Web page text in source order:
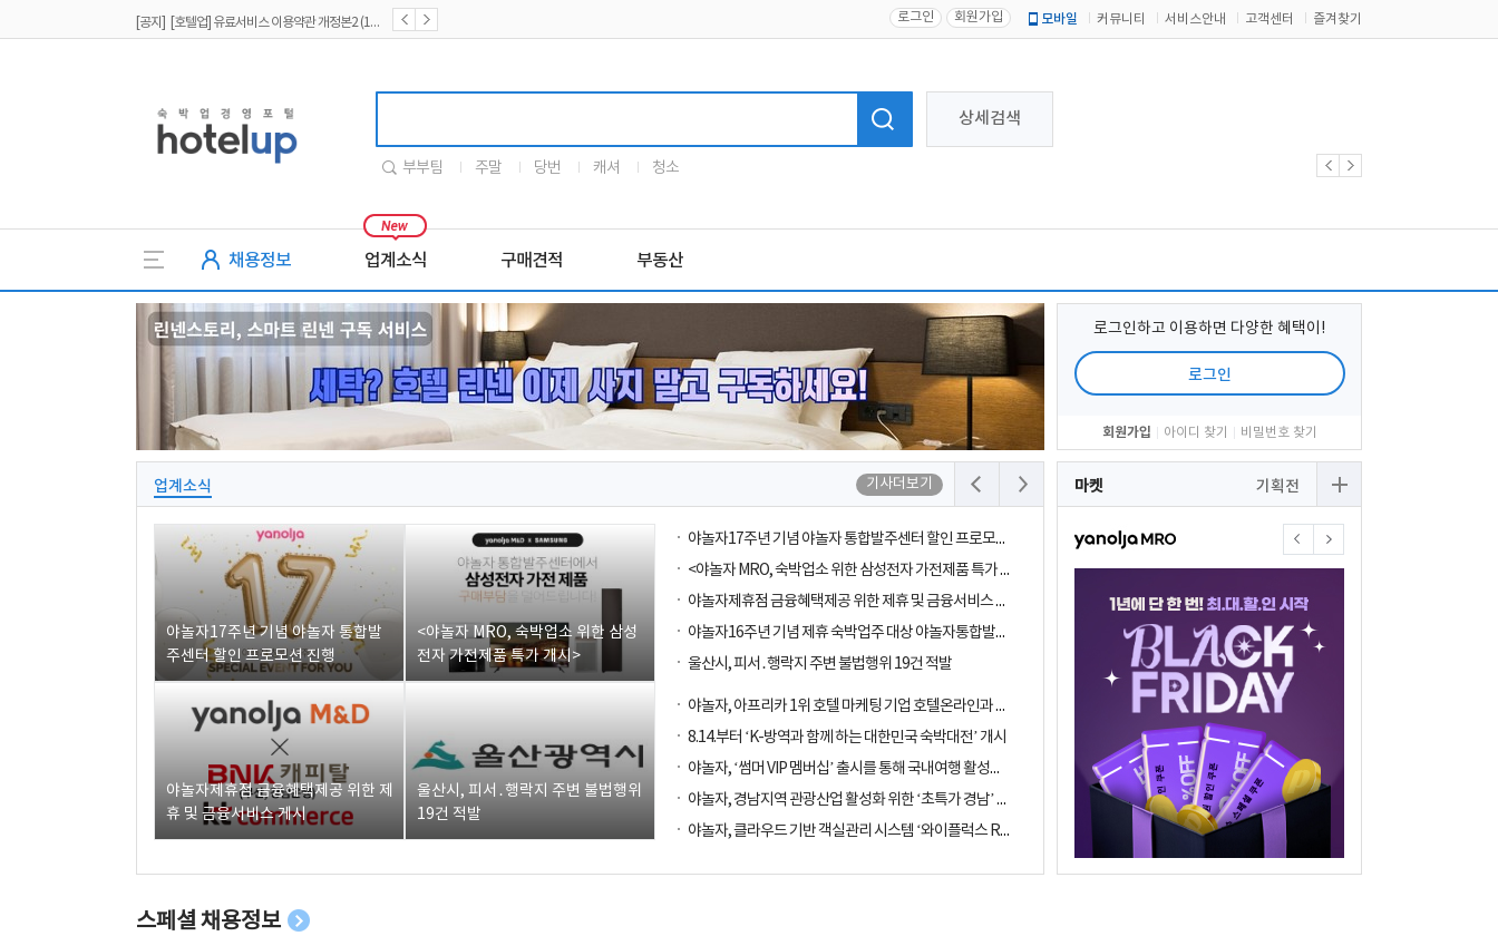
[공지] [호텔업] 개인정보 처리방침 개정본2 (19.09.02)
로그인 회원가입 모바일 커뮤니티 서비스안내 고객센터 즐겨찾기
상세검색
부부팀 주말 당번 캐셔 청소
채용정보 업계소식 구매견적 부동산
업계소식 기사더보기
야놀자17주년 기념 야놀자 통합발
주센터 할인 프로모션 진행
<야놀자 MRO, 숙박업소 위한 삼성
전자 가전제품 특가 개시>
야놀자제휴점 금융혜택제공 위한 제
휴 및 금융서비스 게시
울산시, 피서․행락지 주변 불법행위
19건 적발
야놀자17주년 기념 야놀자 통합발주센터 할인 프로모션 진행
<야놀자 MRO, 숙박업소 위한 삼성전자 가전제품 특가 개시>
야놀자제휴점 금융혜택제공 위한 제휴 및 금융서비스 게시
야놀자16주년 기념 제휴 숙박업주 대상 야놀자통합발주센터 할인쿠폰 증정
울산시, 피서․행락지 주변 불법행위 19건 적발
야놀자, 아프리카 1위 호텔 마케팅 기업 호텔온라인과 전략적 파트너십 체결
8.14.부터 ‘K-방역과 함께 하는 대한민국 숙박대전’ 개시
야놀자, ‘썸머 VIP 멤버십’ 출시를 통해 국내여행 활성화에 박차
야놀자, 경남지역 관광산업 활성화 위한 ‘초특가 경남’ 기획전 진행
야놀자, 클라우드 기반 객실관리 시스템 ‘와이플럭스 RMS’ 출시
로그인하고 이용하면 다양한 혜택이!
로그인
회원가입 아이디 찾기 비밀번호 찾기
마켓 기획전
스페셜 채용정보